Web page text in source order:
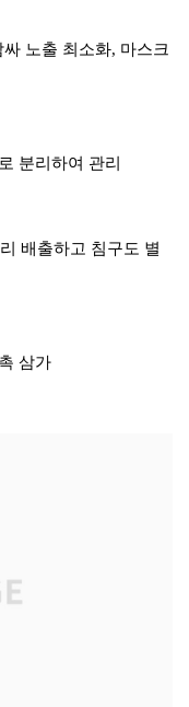
노출 최소화, 마스크
분리하여 관리
배출하고 침구도 별
삼가